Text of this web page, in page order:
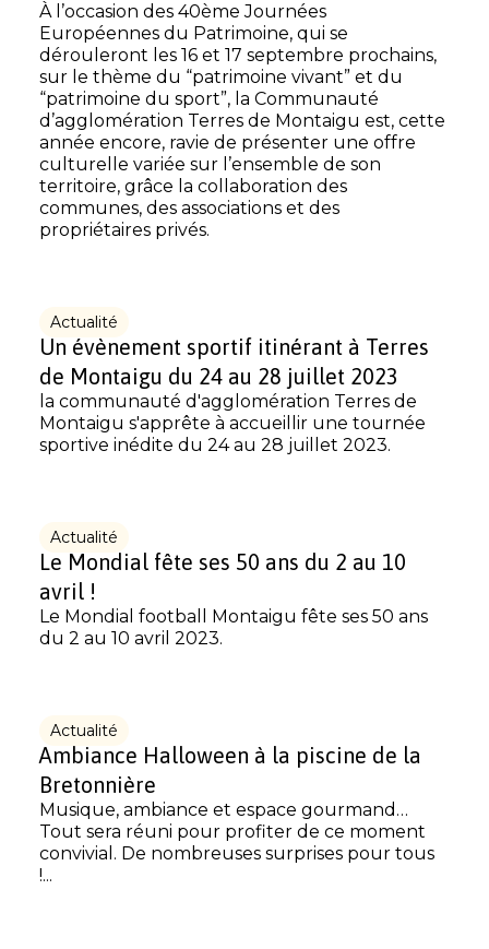
À l’occasion des 40ème Journées
Européennes du Patrimoine, qui se
dérouleront les 16 et 17 septembre prochains,
sur le thème du “patrimoine vivant” et du
“patrimoine du sport”, la Communauté
d’agglomération Terres de Montaigu est, cette
année encore, ravie de présenter une offre
culturelle variée sur l’ensemble de son
territoire, grâce la collaboration des
communes, des associations et des
propriétaires privés.
Actualité
Un évènement sportif itinérant à Terres
de Montaigu du 24 au 28 juillet 2023
la communauté d'agglomération Terres de
Montaigu s'apprête à accueillir une tournée
sportive inédite du 24 au 28 juillet 2023.
Actualité
Le Mondial fête ses 50 ans du 2 au 10
avril !
Le Mondial football Montaigu fête ses 50 ans
du 2 au 10 avril 2023.
Actualité
Ambiance Halloween à la piscine de la
Bretonnière
Musique, ambiance et espace gourmand…
Tout sera réuni pour profiter de ce moment
convivial. De nombreuses surprises pour tous
!...